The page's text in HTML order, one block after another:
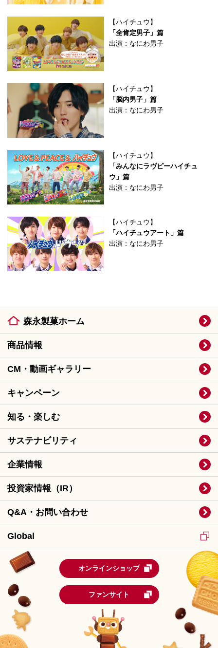
【ハイチュウ】
「全肯定男子」篇
出演：なにわ男子
【ハイチュウ】
「脳内男子」篇
出演：なにわ男子
【ハイチュウ】
「みんなにラヴピーハイチュ
ウ」篇
出演：なにわ男子
【ハイチュウ】
「ハイチュウアート」篇
出演：なにわ男子
森永製菓ホーム
商品情報
CM・動画ギャラリー
キャンペーン
知る・楽しむ
サステナビリティ
企業情報
投資家情報（IR）
Q&A・お問い合わせ
Global
オンラインショップ
ファンサイト